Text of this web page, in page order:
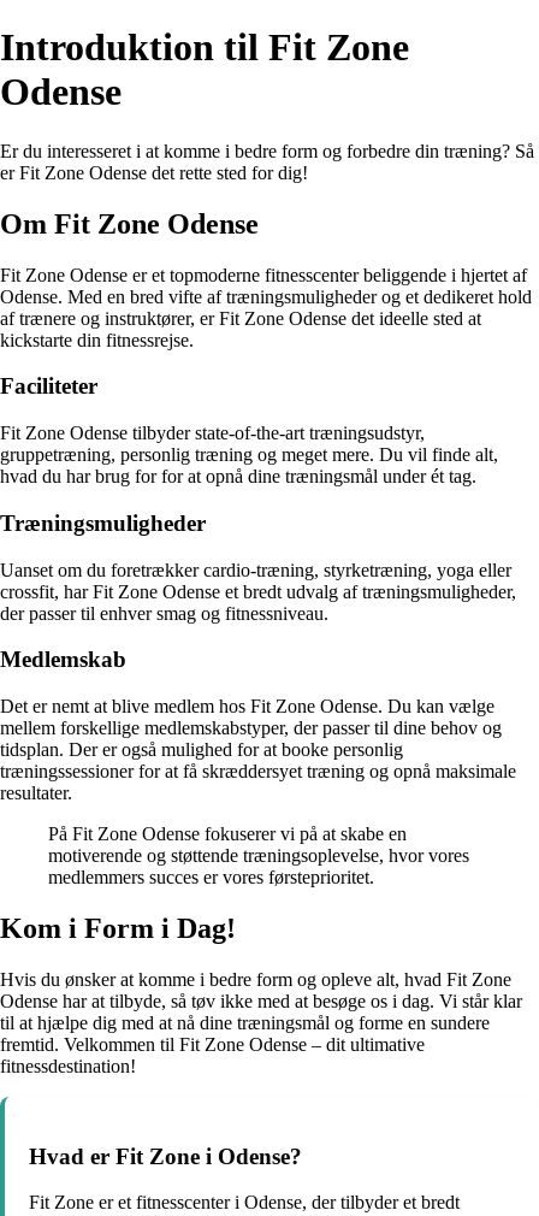
Introduktion til Fit Zone
Odense
Er du interesseret i at komme i bedre form og forbedre din træning? Så
er Fit Zone Odense det rette sted for dig!
Om Fit Zone Odense
Fit Zone Odense er et topmoderne fitnesscenter beliggende i hjertet af
Odense. Med en bred vifte af træningsmuligheder og et dedikeret hold
af trænere og instruktører, er Fit Zone Odense det ideelle sted at
kickstarte din fitnessrejse.
Faciliteter
Fit Zone Odense tilbyder state-of-the-art træningsudstyr,
gruppetræning, personlig træning og meget mere. Du vil finde alt,
hvad du har brug for for at opnå dine træningsmål under ét tag.
Træningsmuligheder
Uanset om du foretrækker cardio-træning, styrketræning, yoga eller
crossfit, har Fit Zone Odense et bredt udvalg af træningsmuligheder,
der passer til enhver smag og fitnessniveau.
Medlemskab
Det er nemt at blive medlem hos Fit Zone Odense. Du kan vælge
mellem forskellige medlemskabstyper, der passer til dine behov og
tidsplan. Der er også mulighed for at booke personlig
træningssessioner for at få skræddersyet træning og opnå maksimale
resultater.
På Fit Zone Odense fokuserer vi på at skabe en
motiverende og støttende træningsoplevelse, hvor vores
medlemmers succes er vores førsteprioritet.
Kom i Form i Dag!
Hvis du ønsker at komme i bedre form og opleve alt, hvad Fit Zone
Odense har at tilbyde, så tøv ikke med at besøge os i dag. Vi står klar
til at hjælpe dig med at nå dine træningsmål og forme en sundere
fremtid. Velkommen til Fit Zone Odense – dit ultimative
fitnessdestination!
Hvad er Fit Zone i Odense?
Fit Zone er et fitnesscenter i Odense, der tilbyder et bredt